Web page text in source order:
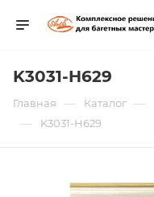
K3031-H629
Главная — Каталог —
— K3031-H629